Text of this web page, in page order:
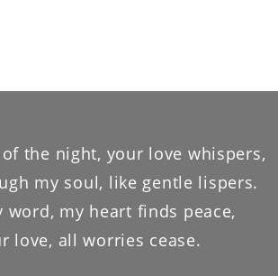
the night, your love whispers,
my soul, like gentle lispers.
word, my heart finds peace,
love, all worries cease.